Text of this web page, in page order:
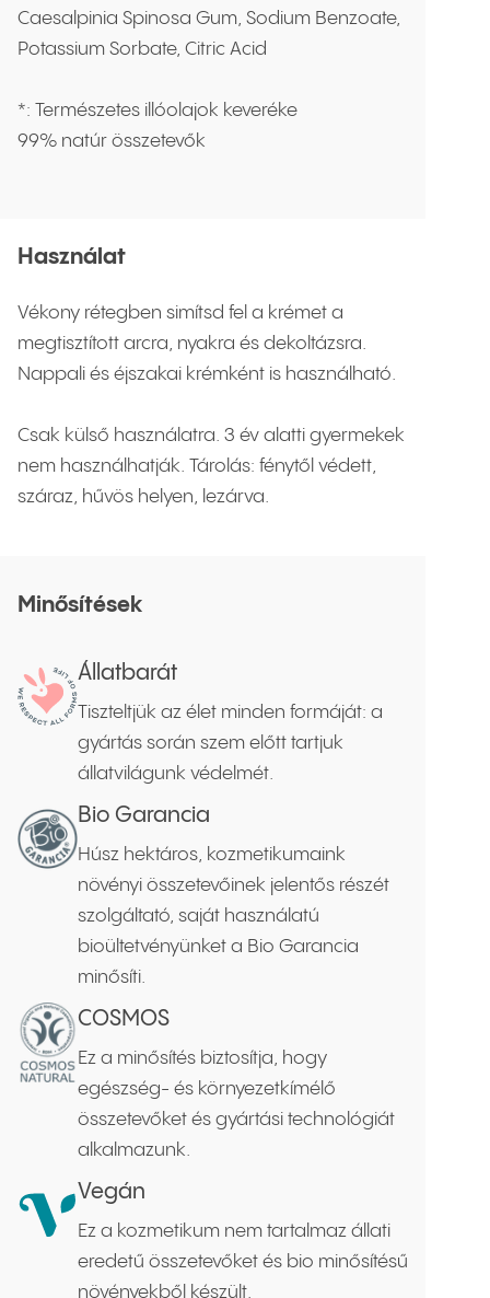
Caesalpinia Spinosa Gum, Sodium Benzoate,
Potassium Sorbate, Citric Acid
*: Természetes illóolajok keveréke
99% natúr összetevők
Használat
Vékony rétegben simítsd fel a krémet a
megtisztított arcra, nyakra és dekoltázsra.
Nappali és éjszakai krémként is használható.
Csak külső használatra. 3 év alatti gyermekek
nem használhatják. Tárolás: fénytől védett,
száraz, hűvös helyen, lezárva.
Minősítések
Állatbarát
Tiszteltjük az élet minden formáját: a
gyártás során szem előtt tartjuk
állatvilágunk védelmét.
Bio Garancia
Húsz hektáros, kozmetikumaink
növényi összetevőinek jelentős részét
szolgáltató, saját használatú
bioültetvényünket a Bio Garancia
minősíti.
COSMOS
Ez a minősítés biztosítja, hogy
egészség- és környezetkímélő
összetevőket és gyártási technológiát
alkalmazunk.
Vegán
Ez a kozmetikum nem tartalmaz állati
eredetű összetevőket és bio minősítésű
növényekből készült.